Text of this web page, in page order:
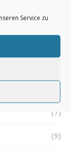
Service zu
(7)
(9)